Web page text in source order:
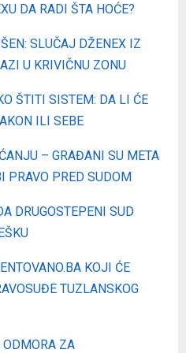
DA RADI ŠTA HOĆE?
SLUČAJ DŽENEX IZ
U KRIVIČNU ZONU
ŠTITI SISTEM: DA LI ĆE
ILI SEBE
– GRAĐANI SU META
PRAVO PRED SUDOM
DRUGOSTEPENI SUD
KOJI ĆE
TUZLANSKOG
ZA